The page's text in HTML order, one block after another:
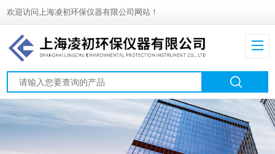
欢迎访问上海凌初环保仪器有限公司网站！